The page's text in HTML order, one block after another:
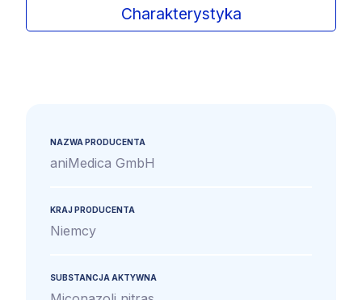
Charakterystyka
NAZWA PRODUCENTA
aniMedica GmbH
KRAJ PRODUCENTA
Niemcy
SUBSTANCJA AKTYWNA